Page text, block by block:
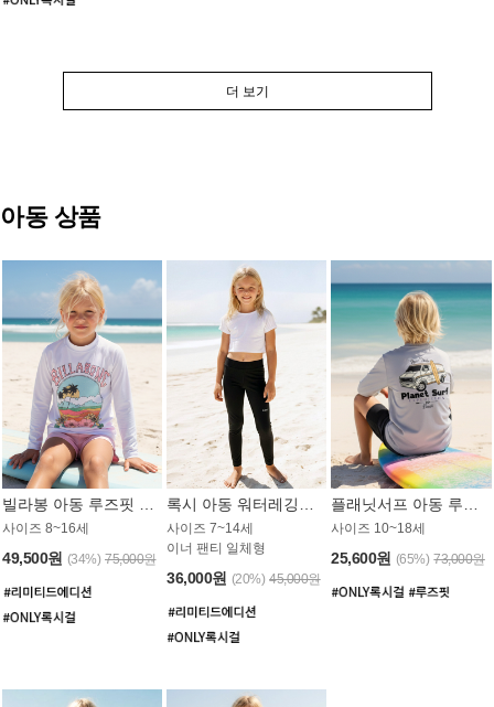
더 보기
아동 상품
사이즈 8~16세
49,500원 (34%) 75,000원
사이즈 7~14세
이너 팬티 일체형
36,000원 (20%) 45,000원
사이즈 10~18세
25,600원 (65%) 73,000원